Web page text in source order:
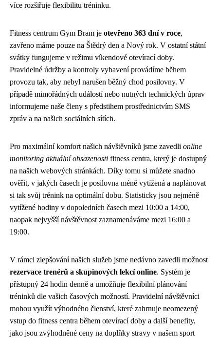
více rozšiřuje flexibilitu tréninku.
Fitness centrum Gym Bram je otevřeno 363 dní v roce,
zavřeno máme pouze na Štědrý den a Nový rok. V ostatní státní
svátky fungujeme v režimu víkendové otevírací doby.
Pravidelné údržby a kontroly vybavení provádíme během
provozu tak, aby nebyl narušen běžný chod posilovny. V
případě mimořádných událostí nebo nutných technických úprav
informujeme naše členy s předstihem prostřednictvím SMS
zpráv a na našich sociálních sítích.
Pro maximální komfort našich návštěvníků jsme zavedli online
monitoring aktuální obsazenosti fitness centra, který je dostupný
na našich webových stránkách. Díky tomu si můžete snadno
ověřit, v jakých časech je posilovna méně vytížená a naplánovat
si tak svůj trénink na optimální dobu. Statisticky jsou nejméně
vytížené hodiny v dopoledních časech mezi 10:00 a 14:00,
naopak nejvyšší návštěvnost zaznamenáváme mezi 16:00 a
19:00.
V rámci zlepšování našich služeb jsme nedávno zavedli možnost
rezervace trenérů a skupinových lekcí online. Systém je
přístupný 24 hodin denně a umožňuje flexibilní plánování
tréninků dle vašich časových možností. Pravidelní návštěvníci
mohou využít výhodného členství, které zahrnuje neomezený
vstup do fitness centra během otevírací doby a další benefity,
jako jsou zvýhodněné ceny na doplňky stravy v našem sport